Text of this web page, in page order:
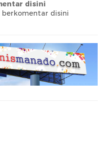
disini
disini